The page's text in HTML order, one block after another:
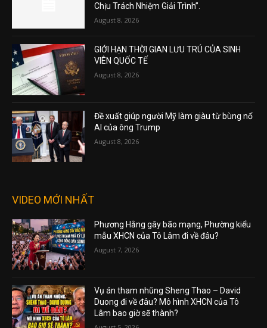
Chịu Trách Nhiệm Giải Trình”.
August 8, 2026
GIỚI HẠN THỜI GIAN LƯU TRÚ CỦA SINH
VIÊN QUỐC TẾ
August 8, 2026
Đề xuất giúp người Mỹ làm giàu từ bùng nổ
AI của ông Trump
August 8, 2026
VIDEO MỚI NHẤT
Phương Hằng gây bão mạng, Phường kiểu
mẫu XHCN của Tô Lâm đi về đâu?
August 7, 2026
Vụ án tham nhũng Sheng Thao – David
Duong đi về đâu? Mô hình XHCN của Tô
Lâm bao giờ sẽ thành?